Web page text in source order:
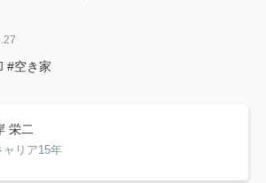
#空き家
栄二
ャリア15年